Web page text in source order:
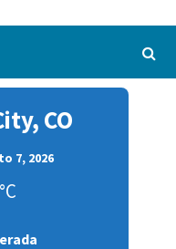
CO
7, 2026
°C